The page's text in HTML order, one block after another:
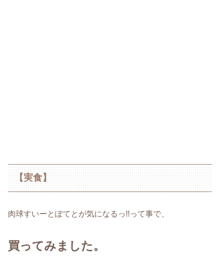
【実食】
肉球すいーとぽてとが気になるっ!!って事で、
買ってみました。